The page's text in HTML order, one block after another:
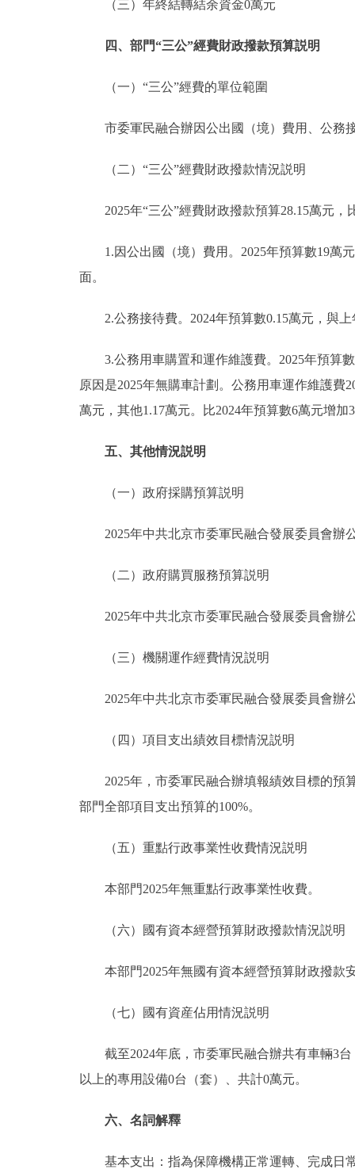
（三）年終結轉結余資金0萬元
四、部門“三公”經費財政撥款預算説明
（一）“三公”經費的單位範圍
市委軍民融合辦因公出國（境）費用、公務接
（二）“三公”經費財政撥款情況説明
2025年“三公”經費財政撥款預算28.15萬元，
1.因公出國（境）費用。2025年預算數19萬元
面。
2.公務接待費。2024年預算數0.15萬元，與上
3.公務用車購置和運作維護費。2025年預算數
原因是2025年無購車計劃。公務用車運作維護費
萬元，其他1.17萬元。比2024年預算數6萬元增
五、其他情況説明
（一）政府採購預算説明
2025年中共北京市委軍民融合發展委員會辦
（二）政府購買服務預算説明
2025年中共北京市委軍民融合發展委員會辦
（三）機關運作經費情況説明
2025年中共北京市委軍民融合發展委員會辦公
（四）項目支出績效目標情況説明
2025年，市委軍民融合辦填報績效目標的預算
部門全部項目支出預算的100%。
（五）重點行政事業性收費情況説明
本部門2025年無重點行政事業性收費。
（六）國有資本經營預算財政撥款情況説明
本部門2025年無國有資本經營預算財政撥款
（七）國有資産佔用情況説明
截至2024年底，市委軍民融合辦共有車輛3台
以上的專用設備0台（套）、共計0萬元。
六、名詞解釋
基本支出：指為保障機構正常運轉、完成日